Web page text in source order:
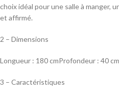
choix idéal pour une salle à manger,
et affirmé.
2 – Dimensions
Longueur : 180 cmProfondeur : 40
3 – Caractéristiques